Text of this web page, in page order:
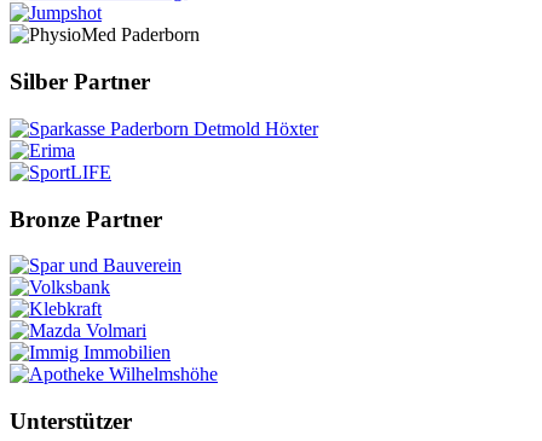
Silber Partner
Bronze Partner
Unterstützer